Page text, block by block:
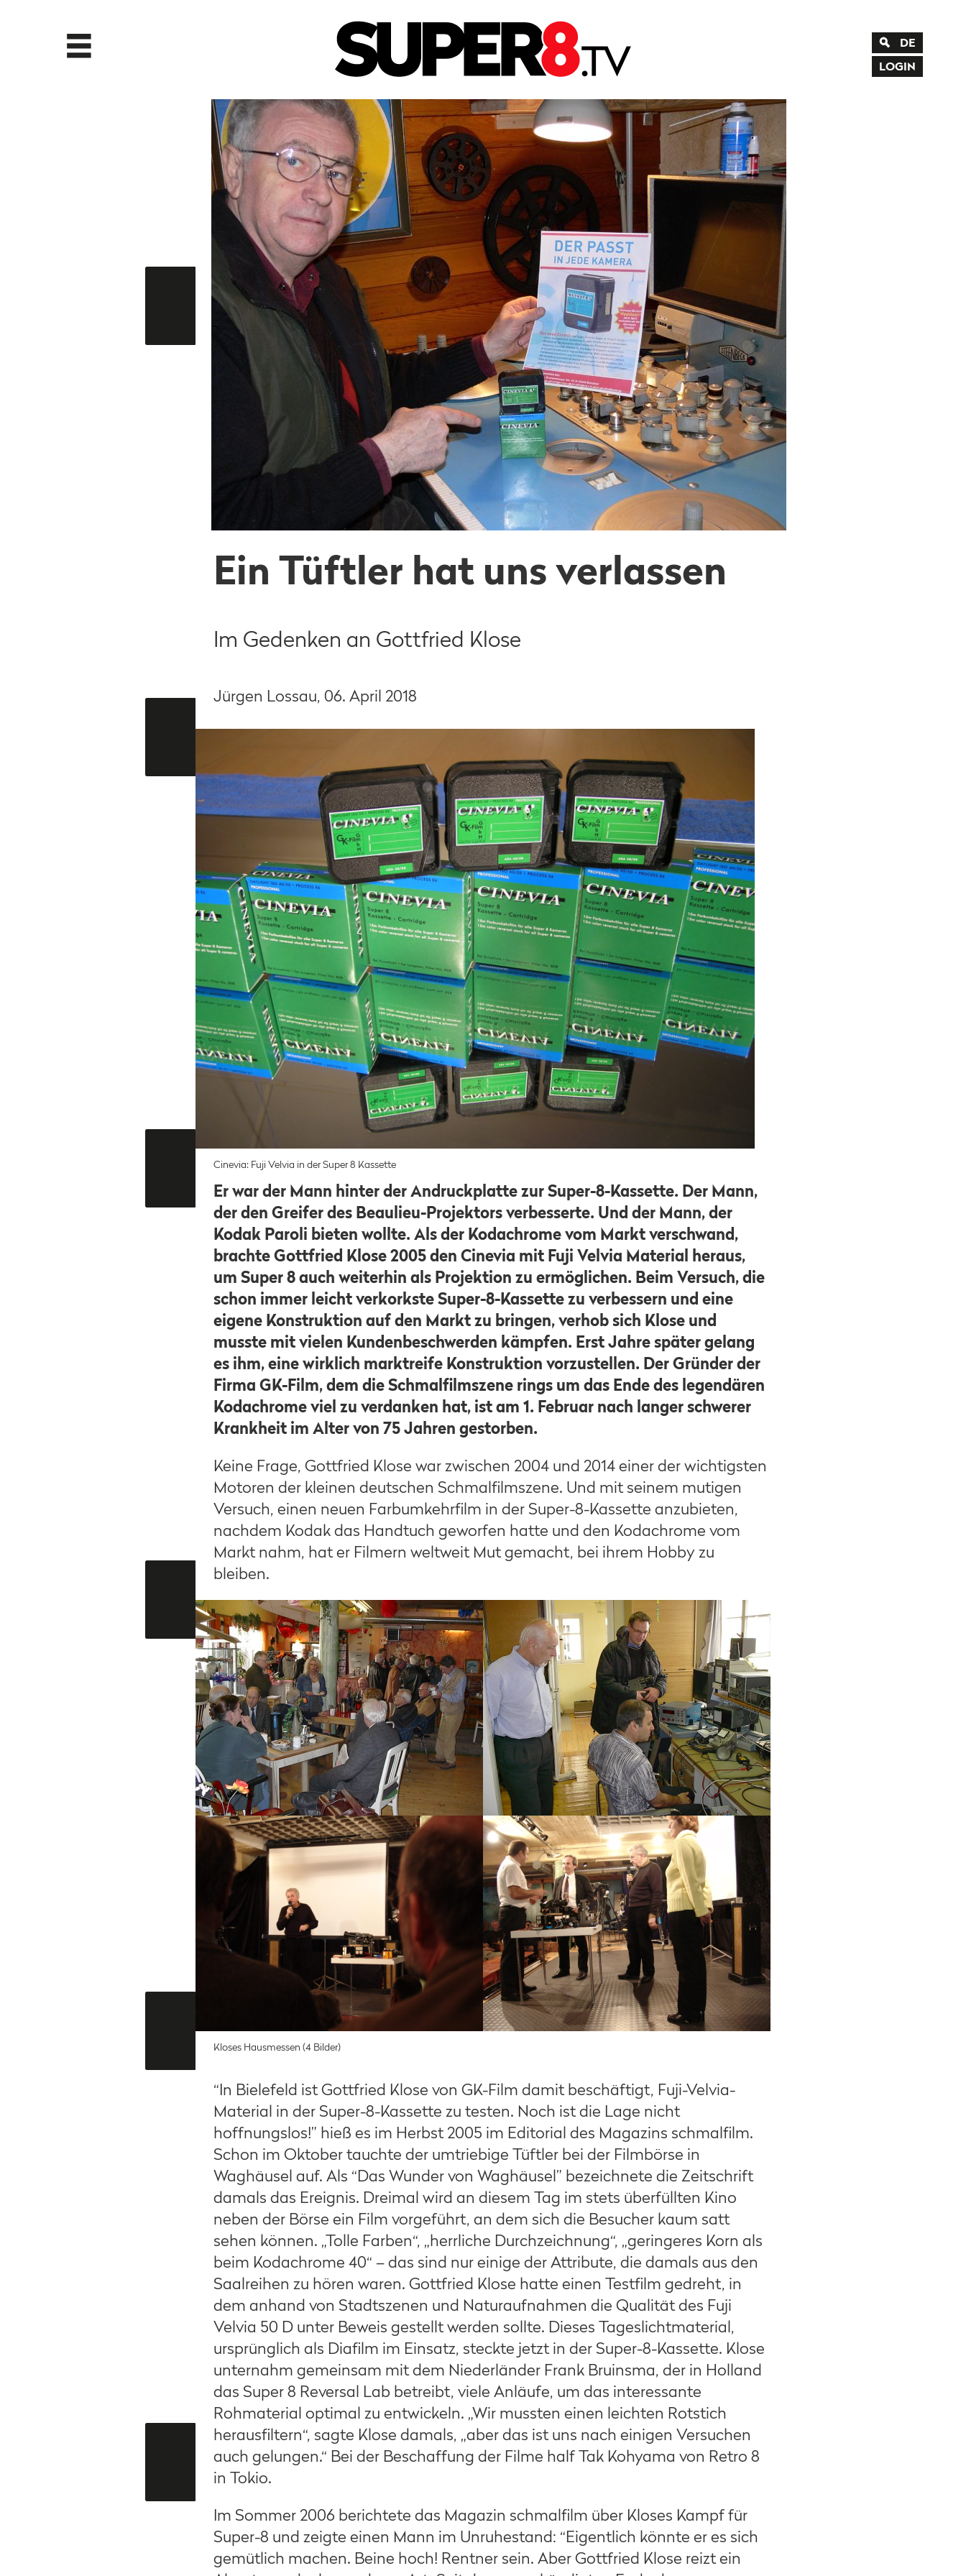
DE
LOGIN
Ein Tüftler hat uns verlassen
Im Gedenken an Gottfried Klose
Jürgen Lossau, 06. April 2018
Cinevia: Fuji Velvia in der Super 8 Kassette
Er war der Mann hinter der Andruckplatte zur Super-8-Kassette. Der Mann,
der den Greifer des Beaulieu-Projektors verbesserte. Und der Mann, der
Kodak Paroli bieten wollte. Als der Kodachrome vom Markt verschwand,
brachte Gottfried Klose 2005 den Cinevia mit Fuji Velvia Material heraus,
um Super 8 auch weiterhin als Projektion zu ermöglichen. Beim Versuch, die
schon immer leicht verkorkste Super-8-Kassette zu verbessern und eine
eigene Konstruktion auf den Markt zu bringen, verhob sich Klose und
musste mit vielen Kundenbeschwerden kämpfen. Erst Jahre später gelang
es ihm, eine wirklich marktreife Konstruktion vorzustellen. Der Gründer der
Firma GK-Film, dem die Schmalfilmszene rings um das Ende des legendären
Kodachrome viel zu verdanken hat, ist am 1. Februar nach langer schwerer
Krankheit im Alter von 75 Jahren gestorben.
Keine Frage, Gottfried Klose war zwischen 2004 und 2014 einer der wichtigsten
Motoren der kleinen deutschen Schmalfilmszene. Und mit seinem mutigen
Versuch, einen neuen Farbumkehrfilm in der Super-8-Kassette anzubieten,
nachdem Kodak das Handtuch geworfen hatte und den Kodachrome vom
Markt nahm, hat er Filmern weltweit Mut gemacht, bei ihrem Hobby zu
bleiben.
Kloses Hausmessen (4 Bilder)
“In Bielefeld ist Gottfried Klose von GK-Film damit beschäftigt, Fuji-Velvia-
Material in der Super-8-Kassette zu testen. Noch ist die Lage nicht
hoffnungslos!” hieß es im Herbst 2005 im Editorial des Magazins schmalfilm.
Schon im Oktober tauchte der umtriebige Tüftler bei der Filmbörse in
Waghäusel auf. Als “Das Wunder von Waghäusel” bezeichnete die Zeitschrift
damals das Ereignis. Dreimal wird an diesem Tag im stets überfüllten Kino
neben der Börse ein Film vorgeführt, an dem sich die Besucher kaum satt
sehen können. „Tolle Farben“, „herrliche Durchzeichnung“, „geringeres Korn als
beim Kodachrome 40“ – das sind nur einige der Attribute, die damals aus den
Saalreihen zu hören waren. Gottfried Klose hatte einen Testfilm gedreht, in
dem anhand von Stadtszenen und Naturaufnahmen die Qualität des Fuji
Velvia 50 D unter Beweis gestellt werden sollte. Dieses Tageslichtmaterial,
ursprünglich als Diafilm im Einsatz, steckte jetzt in der Super-8-Kassette. Klose
unternahm gemeinsam mit dem Niederländer Frank Bruinsma, der in Holland
das Super 8 Reversal Lab betreibt, viele Anläufe, um das interessante
Rohmaterial optimal zu entwickeln. „Wir mussten einen leichten Rotstich
herausfiltern“, sagte Klose damals, „aber das ist uns nach einigen Versuchen
auch gelungen.“ Bei der Beschaffung der Filme half Tak Kohyama von Retro 8
in Tokio.
Im Sommer 2006 berichtete das Magazin schmalfilm über Kloses Kampf für
Super-8 und zeigte einen Mann im Unruhestand: “Eigentlich könnte er es sich
gemütlich machen. Beine hoch! Rentner sein. Aber Gottfried Klose reizt ein